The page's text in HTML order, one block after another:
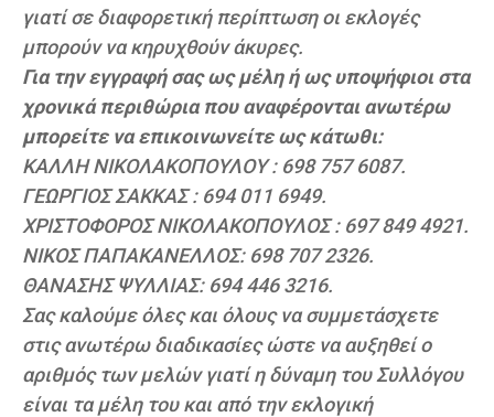
γιατί σε διαφορετική περίπτωση οι εκλογές
μπορούν να κηρυχθούν άκυρες.
Για την εγγραφή σας ως μέλη ή ως υποψήφιοι στα
χρονικά περιθώρια που αναφέρονται ανωτέρω
μπορείτε να επικοινωνείτε ως κάτωθι:
ΚΑΛΛΗ ΝΙΚΟΛΑΚΟΠΟΥΛΟΥ : 698 757 6087.
ΓΕΩΡΓΙΟΣ ΣΑΚΚΑΣ : 694 011 6949.
ΧΡΙΣΤΟΦΟΡΟΣ ΝΙΚΟΛΑΚΟΠΟΥΛΟΣ : 697 849 4921.
ΝΙΚΟΣ ΠΑΠΑΚΑΝΕΛΛΟΣ: 698 707 2326.
ΘΑΝΑΣΗΣ ΨΥΛΛΙΑΣ: 694 446 3216.
Σας καλούμε όλες και όλους να συμμετάσχετε
στις ανωτέρω διαδικασίες ώστε να αυξηθεί ο
αριθμός των μελών γιατί η δύναμη του Συλλόγου
είναι τα μέλη του και από την εκλογική